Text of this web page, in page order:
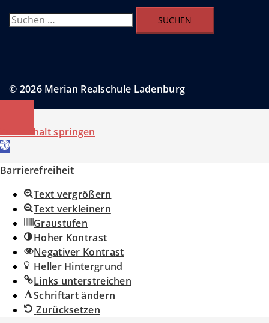
Suchen
© 2026 Merian Realschule Ladenburg
Zum Inhalt springen
Werkzeugleiste öffnen
Barrierefreiheit
Text vergrößern
Text verkleinern
Graustufen
Hoher Kontrast
Negativer Kontrast
Heller Hintergrund
Links unterstreichen
Schriftart ändern
Zurücksetzen